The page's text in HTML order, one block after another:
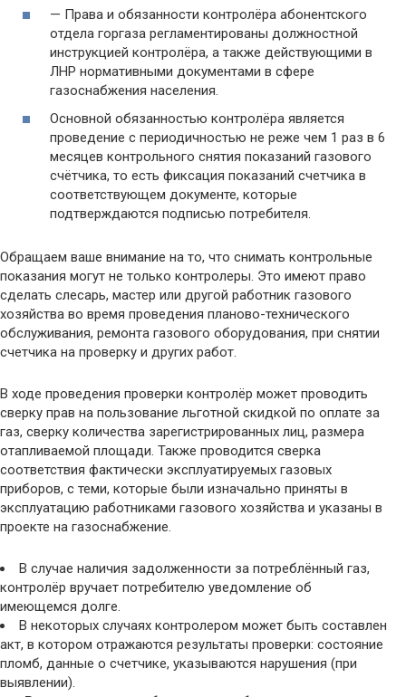
— Права и обязанности контролёра абонентского
отдела горгаза регламентированы должностной
инструкцией контролёра, а также действующими в
ЛНР нормативными документами в сфере
газоснабжения населения.
Основной обязанностью контролёра является
проведение с периодичностью не реже чем 1 раз в 6
месяцев контрольного снятия показаний газового
счётчика, то есть фиксация показаний счетчика в
соответствующем документе, которые
подтверждаются подписью потребителя.
Обращаем ваше внимание на то, что снимать контрольные
показания могут не только контролеры. Это имеют право
сделать слесарь, мастер или другой работник газового
хозяйства во время проведения планово-технического
обслуживания, ремонта газового оборудования, при снятии
счетчика на проверку и других работ.
В ходе проведения проверки контролёр может проводить
сверку прав на пользование льготной скидкой по оплате за
газ, сверку количества зарегистрированных лиц, размера
отапливаемой площади. Также проводится сверка
соответствия фактически эксплуатируемых газовых
приборов, с теми, которые были изначально приняты в
эксплуатацию работниками газового хозяйства и указаны в
проекте на газоснабжение.
В случае наличия задолженности за потреблённый газ,
контролёр вручает потребителю уведомление об
имеющемся долге.
В некоторых случаях контролером может быть составлен
акт, в котором отражаются результаты проверки: состояние
пломб, данные о счетчике, указываются нарушения (при
выявлении).